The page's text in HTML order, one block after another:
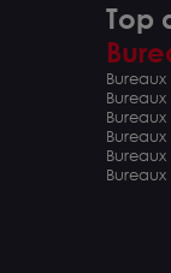
Top